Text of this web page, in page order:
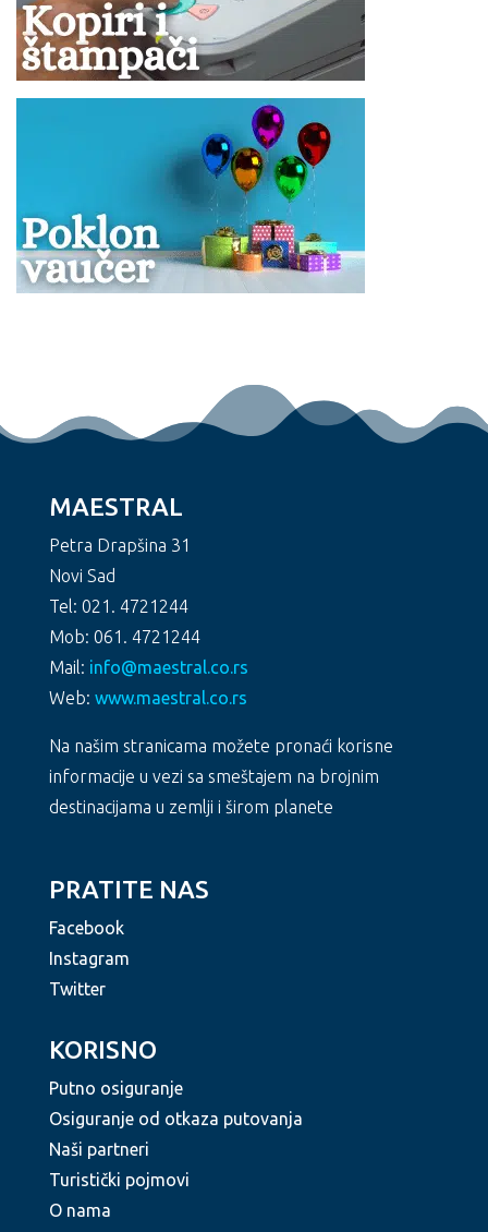
MAESTRAL
Petra Drapšina 31
Novi Sad
Tel: 021. 4721244
Mob: 061. 4721244
Mail: info@maestral.co.rs
Web: www.maestral.co.rs
Na našim stranicama možete pronaći korisne
informacije u vezi sa smeštajem na brojnim
destinacijama u zemlji i širom planete
PRATITE NAS
Facebook
Instagram
Twitter
KORISNO
Putno osiguranje
Osiguranje od otkaza putovanja
Naši partneri
Turistički pojmovi
O nama